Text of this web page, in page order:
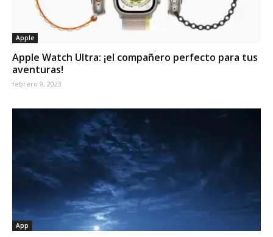
Apple
Apple Watch Ultra: ¡el compañero perfecto para tus
aventuras!
febrero 9, 2023
App